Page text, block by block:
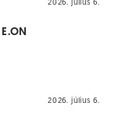
2026. július 6.
2026. július 6.